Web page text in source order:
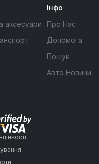
аксесуари
Інфо
Про Нас
Допомога
Пошук
Авто Новини